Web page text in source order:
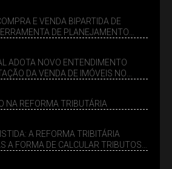
E VENDA BIPARTIDA DE
DE PLANEJAMENTO
ADOTA NOVO ENTENDIMENTO
DA VENDA DE IMÓVEIS NO
NA REFORMA TRIBUTÁRIA
A REFORMA TRIBITÁRIA
A FORMA DE CALCULAR TRIBUTOS